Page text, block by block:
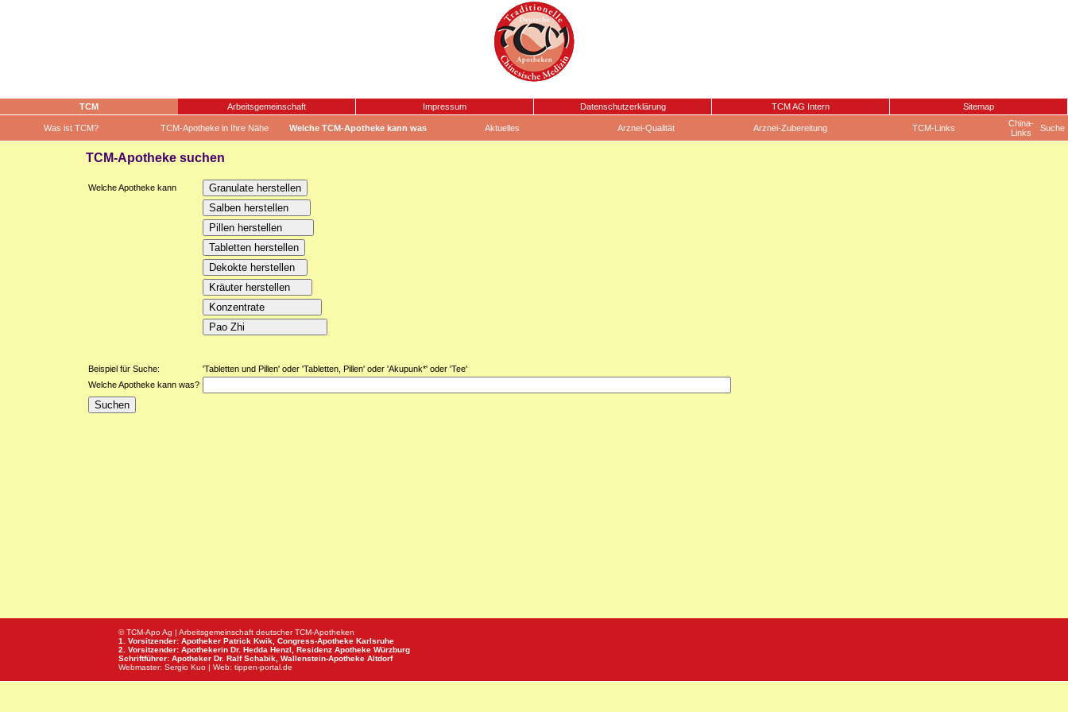
TCM Arbeitsgemeinschaft Impressum Datenschutzerklärung TCM AG Intern Sitemap
Was ist TCM? TCM-Apotheke in Ihre Nähe Welche TCM-Apotheke kann was Aktuelles Arznei-Qualität Arznei-Zubereitung TCM-Links
China-
Links
Suche
TCM-Apotheke suchen
Welche Apotheke kann
Beispiel für Suche:
'Tabletten und Pillen' oder 'Tabletten, Pillen' oder 'Akupunk*' oder 'Tee'
Welche Apotheke kann was?
© TCM-Apo Ag | Arbeitsgemeinschaft deutscher TCM-Apotheken
1. Vorsitzender: Apotheker Patrick Kwik, Congress-Apotheke Karlsruhe
2. Vorsitzender: Apothekerin Dr. Hedda Henzl, Residenz Apotheke Würzburg
Schriftführer: Apotheker Dr. Ralf Schabik, Wallenstein-Apotheke Altdorf
Webmaster: Sergio Kuo | Web: tippen-portal.de